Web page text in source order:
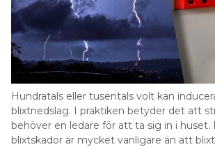
Hundratals eller tusentals volt kan
blixtnedslag. I praktiken betyder det att
behöver en ledare för att ta sig in i huset.
blixtskador är mycket vanligare än att